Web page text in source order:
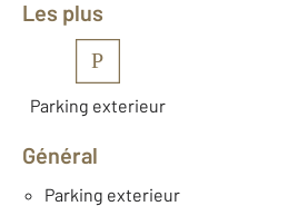
Les plus
P
Parking exterieur
Général
Parking exterieur